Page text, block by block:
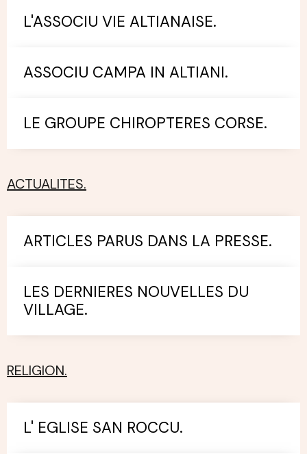
L'ASSOCIU VIE ALTIANAISE.
ASSOCIU CAMPA IN ALTIANI.
LE GROUPE CHIROPTERES CORSE.
ACTUALITES.
ARTICLES PARUS DANS LA PRESSE.
LES DERNIERES NOUVELLES DU
VILLAGE.
RELIGION.
L' EGLISE SAN ROCCU.